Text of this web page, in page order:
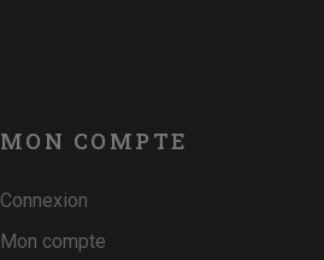
MON COMPTE
Connexion
Mon compte